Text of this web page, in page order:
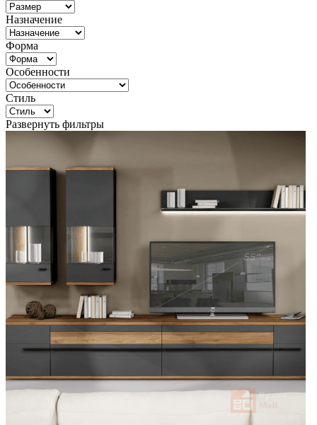
Назначение
Форма
Особенности
Стиль
Развернуть фильтры